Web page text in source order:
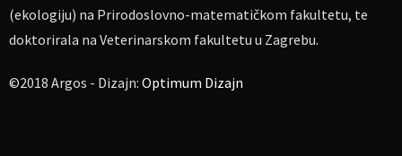
(ekologiju) na Prirodoslovno-matematičkom fakultetu, te
doktorirala na Veterinarskom fakultetu u Zagrebu.
©2018 Argos - Dizajn: Optimum Dizajn